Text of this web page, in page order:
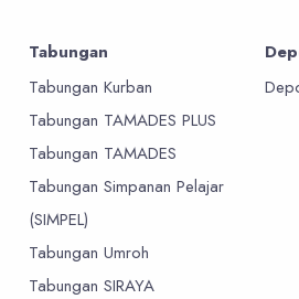
Tabungan
Tabungan Kurban
Tabungan TAMADES PLUS
Tabungan TAMADES
Tabungan Simpanan Pelajar
(SIMPEL)
Tabungan Umroh
Tabungan SIRAYA